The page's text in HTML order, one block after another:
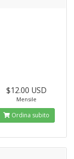
$12.00 USD
Mensile
Ordina subito